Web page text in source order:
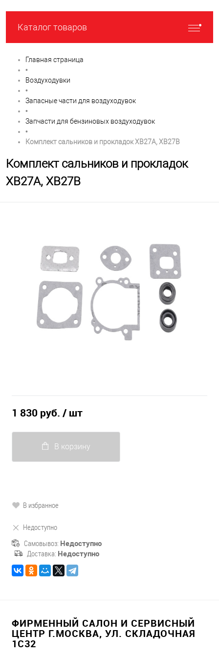
Каталог товаров
Главная страница
•
Воздуходувки
•
Запасные части для воздуходувок
•
Запчасти для бензиновых воздуходувок
•
Комплект сальников и прокладок XB27A, XB27B
Комплект сальников и прокладок
XB27A, XB27B
1 830 руб. / шт
В корзину
В избранное
Недоступно
Самовывоз: Недоступно
Доставка: Недоступно
ФИРМЕННЫЙ САЛОН И СЕРВИСНЫЙ
ЦЕНТР Г.МОСКВА, УЛ. СКЛАДОЧНАЯ
1С32